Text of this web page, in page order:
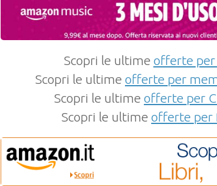
Scopri le ultime offerte per
Scopri le ultime offerte per
Scopri le ultime offerte per
Scopri le ultime offerte per